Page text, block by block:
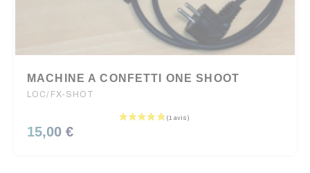
MACHINE A CONFETTI ONE SHOOT
LOC/FX-SHOT
15,00 €